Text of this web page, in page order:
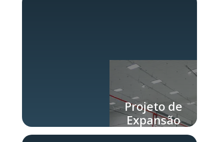
Projeto de
Expansão
de